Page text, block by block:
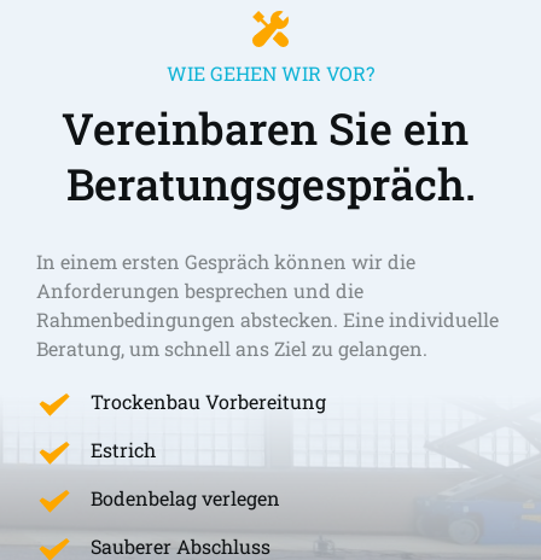
WIE GEHEN WIR VOR?
Vereinbaren Sie ein
Beratungsgespräch.
In einem ersten Gespräch können wir die
Anforderungen besprechen und die
Rahmenbedingungen abstecken. Eine individuelle
Beratung, um schnell ans Ziel zu gelangen.
Trockenbau Vorbereitung
Estrich
Bodenbelag verlegen
Sauberer Abschluss